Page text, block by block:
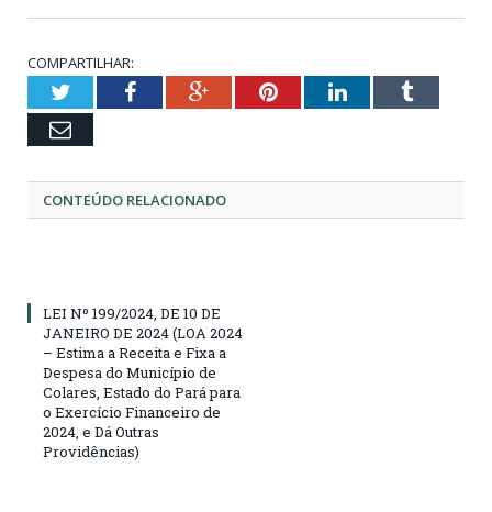
COMPARTILHAR:
TwitterFacebookGoogle+PinterestLinkedInTumblr
Email
CONTEÚDO RELACIONADO
LEI Nº 199/2024, DE 10 DE
JANEIRO DE 2024 (LOA 2024
– Estima a Receita e Fixa a
Despesa do Município de
Colares, Estado do Pará para
o Exercício Financeiro de
2024, e Dá Outras
Providências)